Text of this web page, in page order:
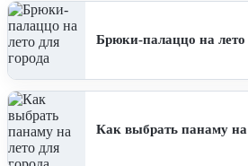
Брюки-палаццо на лето
Как выбрать панаму на